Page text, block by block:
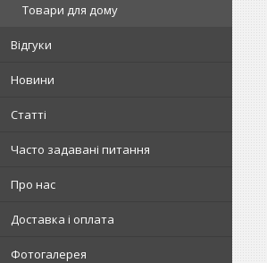
Товари для дому
Відгуки
Новини
Статті
Часто задавані питання
Про нас
Доставка і оплата
Фотогалерея